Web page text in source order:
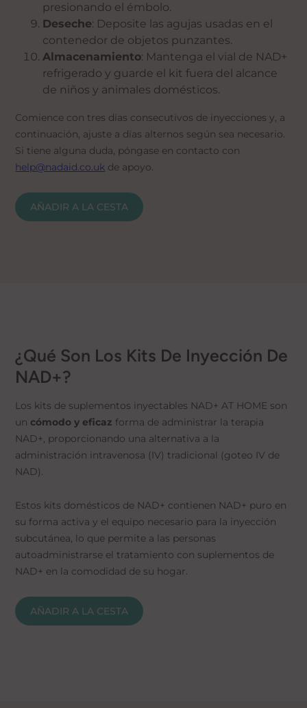
presionando el émbolo.
Deseche: Deposite las agujas usadas en el
contenedor de objetos punzantes.
Almacenamiento: Mantenga el vial de NAD+
refrigerado y guarde el kit fuera del alcance
de niños y animales domésticos.
Comience con tres días consecutivos de inyecciones y, a
continuación, ajuste a días alternos según sea necesario.
Si tiene alguna duda, póngase en contacto con
help@nadaid.co.uk de apoyo.
AÑADIR A LA CESTA
¿Qué Son Los Kits De Inyección De
NAD+?
Los kits de suplementos inyectables NAD+ AT HOME son
un cómodo y eficaz forma de administrar la terapia
NAD+, proporcionando una alternativa a la
administración intravenosa (IV) tradicional (goteo IV de
NAD).
Estos kits domésticos de NAD+ contienen NAD+ puro en
su forma activa y el equipo necesario para la inyección
subcutánea, lo que permite a las personas
autoadministrarse el tratamiento con suplementos de
NAD+ en la comodidad de su hogar.
AÑADIR A LA CESTA